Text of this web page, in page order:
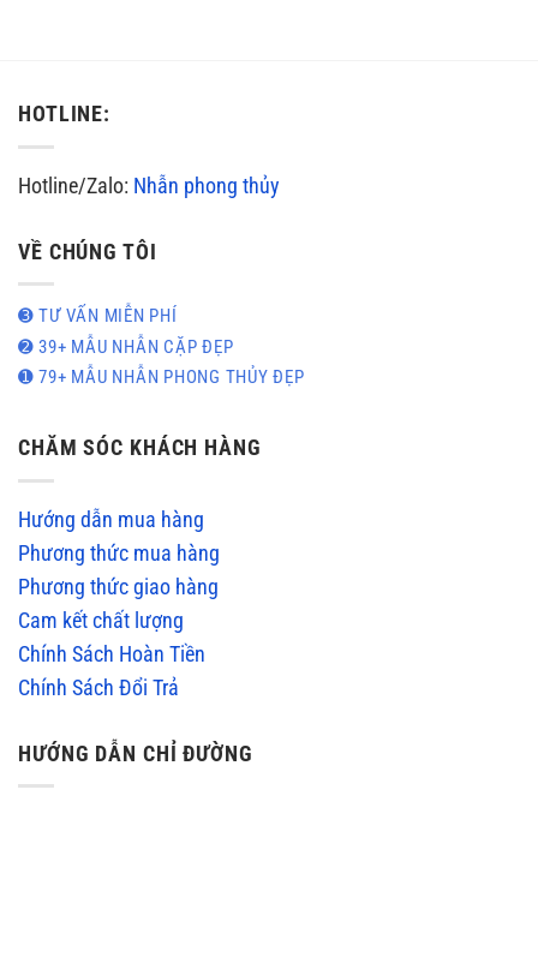
HOTLINE:
Hotline/Zalo: Nhẫn phong thủy
VỀ CHÚNG TÔI
➌ TƯ VẤN MIỄN PHÍ
➋ 39+ MẪU NHẪN CẶP ĐẸP
➊ 79+ MẪU NHẪN PHONG THỦY ĐẸP
CHĂM SÓC KHÁCH HÀNG
Hướng dẫn mua hàng
Phương thức mua hàng
Phương thức giao hàng
Cam kết chất lượng
Chính Sách Hoàn Tiền
Chính Sách Đổi Trả
HƯỚNG DẪN CHỈ ĐƯỜNG